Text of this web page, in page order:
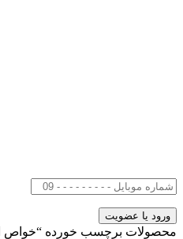
محصولات برچسب خورده “خواص